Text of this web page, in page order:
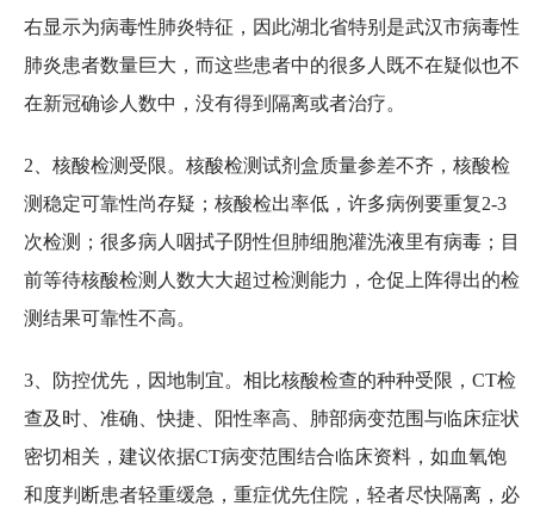
右显示为病毒性肺炎特征，因此湖北省特别是武汉市病毒性
肺炎患者数量巨大，而这些患者中的很多人既不在疑似也不
在新冠确诊人数中，没有得到隔离或者治疗。
2、核酸检测受限。核酸检测试剂盒质量参差不齐，核酸检
测稳定可靠性尚存疑；核酸检出率低，许多病例要重复2-3
次检测；很多病人咽拭子阴性但肺细胞灌洗液里有病毒；目
前等待核酸检测人数大大超过检测能力，仓促上阵得出的检
测结果可靠性不高。
3、防控优先，因地制宜。相比核酸检查的种种受限，CT检
查及时、准确、快捷、阳性率高、肺部病变范围与临床症状
密切相关，建议依据CT病变范围结合临床资料，如血氧饱
和度判断患者轻重缓急，重症优先住院，轻者尽快隔离，必